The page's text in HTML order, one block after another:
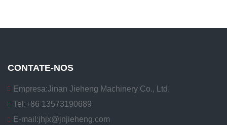
CONTATE-NOS
Empresa:Jinan Jieheng Machinery Co., Ltd.
Tel:+86 13573190689
E-mail:jhjx@jnjieheng.com